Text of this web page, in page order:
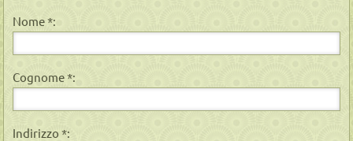
Nome *:
Cognome *:
Indirizzo *: